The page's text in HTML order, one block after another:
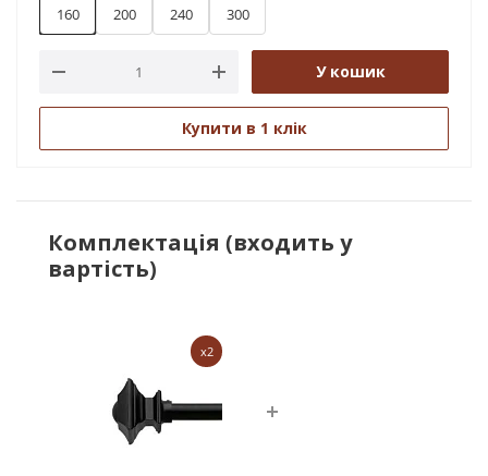
160 200 240 300
У кошик
Купити в 1 клік
Комплектація (входить у
вартість)
x2